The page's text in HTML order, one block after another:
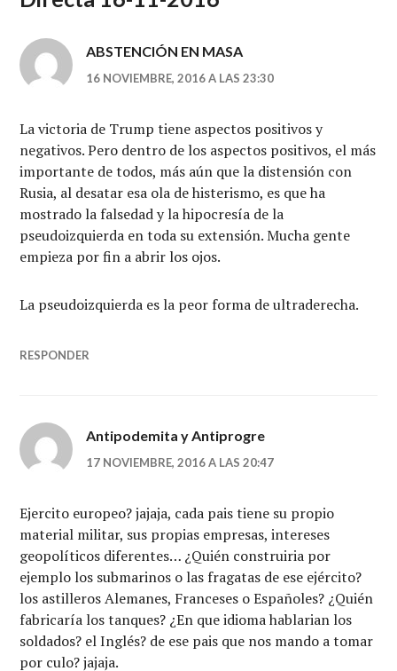
ABSTENCIÓN EN MASA
16 NOVIEMBRE, 2016 A LAS 23:30
La victoria de Trump tiene aspectos positivos y
negativos. Pero dentro de los aspectos positivos, el más
importante de todos, más aún que la distensión con
Rusia, al desatar esa ola de histerismo, es que ha
mostrado la falsedad y la hipocresía de la
pseudoizquierda en toda su extensión. Mucha gente
empieza por fin a abrir los ojos.
La pseudoizquierda es la peor forma de ultraderecha.
RESPONDER
Antipodemita y Antiprogre
17 NOVIEMBRE, 2016 A LAS 20:47
Ejercito europeo? jajaja, cada pais tiene su propio
material militar, sus propias empresas, intereses
geopolíticos diferentes… ¿Quién construiria por
ejemplo los submarinos o las fragatas de ese ejército?
los astilleros Alemanes, Franceses o Españoles? ¿Quién
fabricaría los tanques? ¿En que idioma hablarian los
soldados? el Inglés? de ese pais que nos mando a tomar
por culo? jajaja.